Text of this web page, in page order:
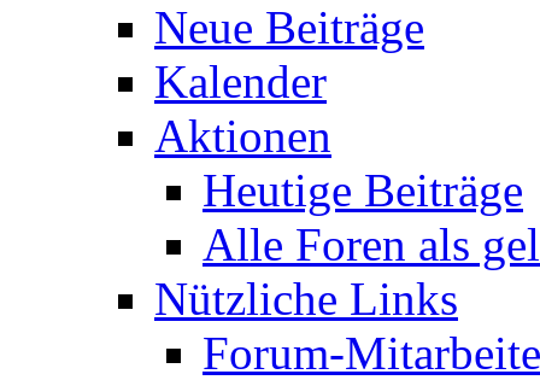
Neue Beiträge
Kalender
Aktionen
Heutige Beiträge
Alle Foren als
Nützliche Links
Forum-